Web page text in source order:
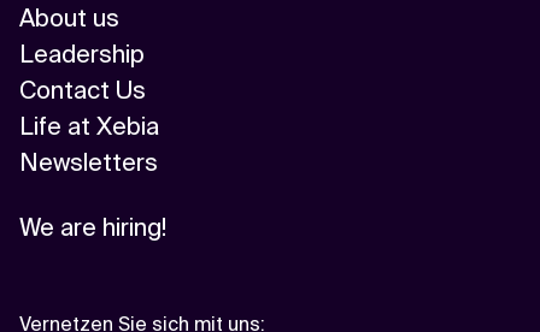
About us
Leadership
Contact Us
Life at Xebia
Newsletters
We are hiring!
Vernetzen Sie sich mit uns: